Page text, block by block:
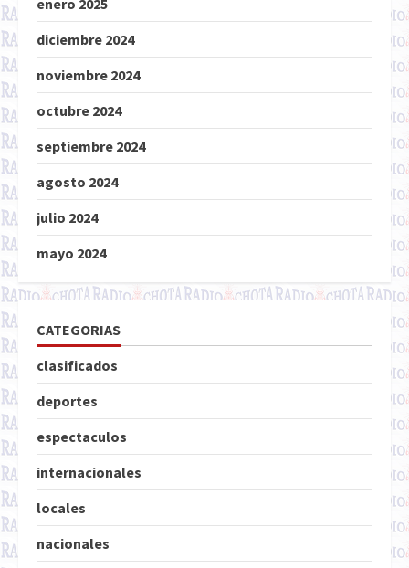
enero 2025
diciembre 2024
noviembre 2024
octubre 2024
septiembre 2024
agosto 2024
julio 2024
mayo 2024
CATEGORIAS
clasificados
deportes
espectaculos
internacionales
locales
nacionales